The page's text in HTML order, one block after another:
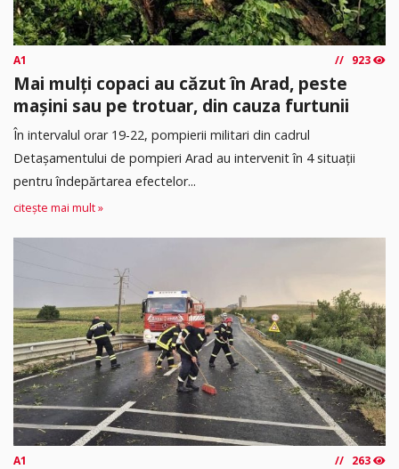
A1 923
Mai mulți copaci au căzut în Arad, peste
mașini sau pe trotuar, din cauza furtunii
În intervalul orar 19-22, pompierii militari din cadrul
Detașamentului de pompieri Arad au intervenit în 4 situații
pentru îndepărtarea efectelor...
citește mai mult »
A1 263